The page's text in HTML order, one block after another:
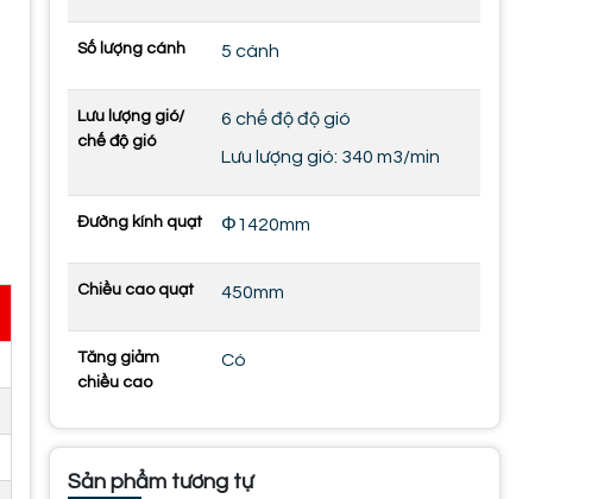
Số lượng cánh 5 cánh
Lưu lượng gió/
chế độ gió
6 chế độ độ gió
Lưu lượng gió: 340 m3/min
Đường kính quạt Φ1420mm
Chiều cao quạt 450mm
Tăng giảm
chiều cao
Có
Sản phẩm tương tự